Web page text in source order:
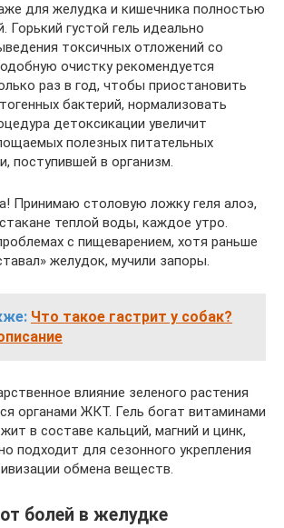
для желудка и кишечника полностью
густой гель идеально
токсичных отложений со
очистку рекомендуется
раз в год, чтобы приостановить
бактерий, нормализовать
детоксикации увеличит
полезных питательных
поступившей в организм.
Принимаю столовую ложку геля алоэ,
теплой воды, каждое утро.
с пищеварением, хотя раньше
желудок, мучили запоры.
Что такое гастрит у собак?
влияние зеленого растения
органами ЖКТ. Гель богат витаминами
в составе кальций, магний и цинк,
подходит для сезонного укрепления
обмена веществ.
болей в желудке